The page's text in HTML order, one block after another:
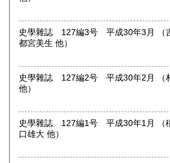
沿線名：京成線
最寄駅：堀切菖蒲園駅徒歩約1分
営業時間：12:00〜17:00
定休日：店舗は雨天休業及び「不定休
指定受取は出来かねます。
書籍の買取について
取り扱い分野
哲学宗教、歴史、社会科学、自然科学
史學雜誌 127編3号 平成30年3月 （吉井文美/窪添慶文/宇
都宮美生 他）
史學雜誌 127編2号 平成30年2月 （村井章介/伊藤雅之
他）
史學雜誌 127編1号 平成30年1月 （稲垣春樹/荒野泰典/出
口雄大 他）